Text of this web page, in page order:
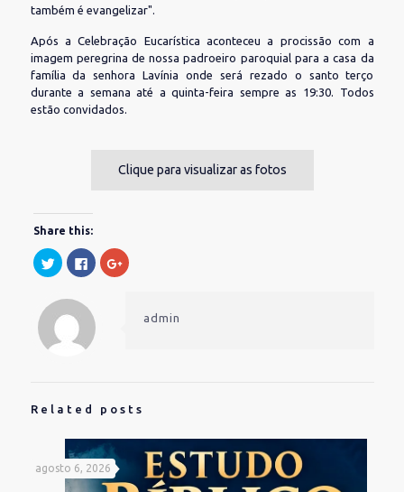
também é evangelizar".
Após a Celebração Eucarística aconteceu a procissão com a
imagem peregrina de nossa padroeiro paroquial para a casa da
família da senhora Lavínia onde será rezado o santo terço
durante a semana até a quinta-feira sempre as 19:30. Todos
estão convidados.
Clique para visualizar as fotos
Share this:
Clique
para
compartilhar
Twitter(abre
em
nova
janela)
Clique
para
compartilhar
em
nova
janela)
Compartilhe
no
nova
janela)admin
Related posts
agosto 6, 2026